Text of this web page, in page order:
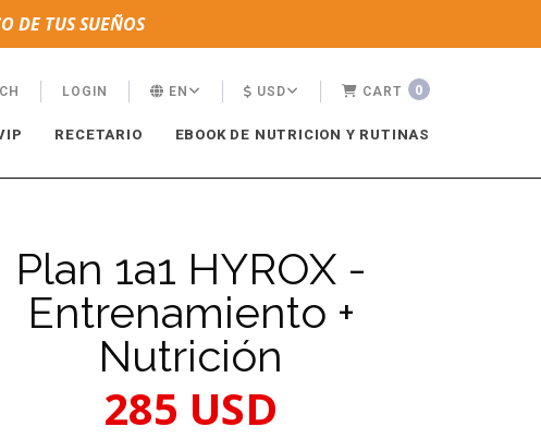
DE TUS SUEÑOS
LOGIN EN USD CART 0
RECETARIO EBOOK DE NUTRICION Y RUTINAS
Plan 1a1 HYROX -
Entrenamiento +
Nutrición
285 USD